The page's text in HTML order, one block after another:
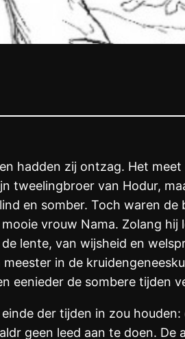
hadden zij ontzag. Het
tweelingbroer van Hodur,
en somber. Toch waren
vrouw Nama. Zolang
lente, van wijsheid en
in de
eenieder de sombere tijden
der tijden in zou
geen leed aan te doen.